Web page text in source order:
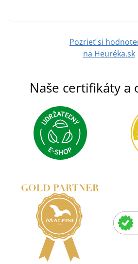
Pozrieť si
na Heuréka.sk
Naše certifikáty a